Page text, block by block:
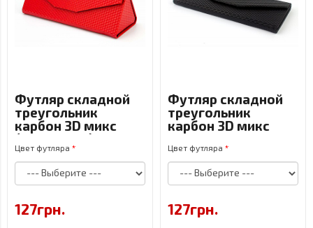
Футляр складной
треугольник
карбон 3D микс
Цвет футляра
127грн.
Футляр складной
треугольник
карбон 3D микс
Цвет футляра
127грн.